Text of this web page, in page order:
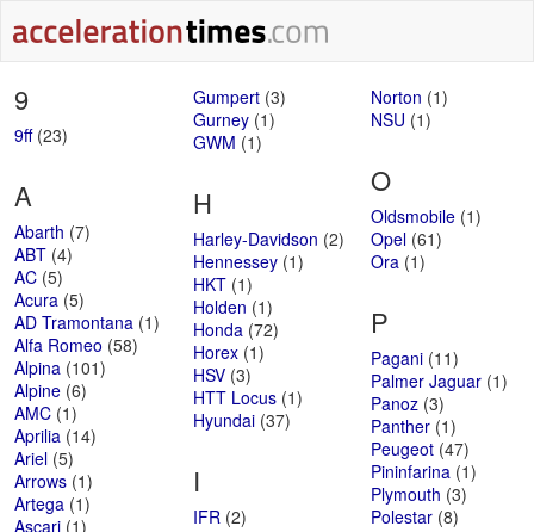
9
9ff(23)
A
Abarth (7)
ABT (4)
AC (5)
Acura (5)
AD Tramontana (1)
Alfa Romeo (58)
Alpina (101)
Alpine (6)
AMC (1)
Aprilia (14)
Ariel (5)
Arrows (1)
Artega (1)
Ascari (1)
Gumpert(3)
Gurney(1)
GWM (1)
H
Harley-Davidson (2)
Hennessey(1)
HKT(1)
Holden (1)
Honda(72)
Horex(1)
HSV(3)
HTT Locus(1)
Hyundai(37)
I
IFR(2)
Norton (1)
NSU (1)
O
Oldsmobile (1)
Opel (61)
Ora (1)
P
Pagani (11)
Palmer Jaguar (1)
Panoz (3)
Panther (1)
Peugeot (47)
Pininfarina (1)
Plymouth (3)
Polestar (8)